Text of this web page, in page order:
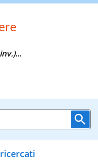
...